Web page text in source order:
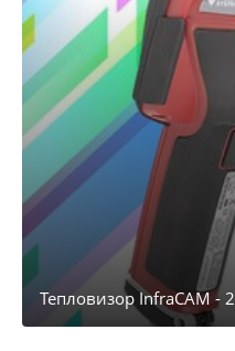
Тепловизор InfraCAM -